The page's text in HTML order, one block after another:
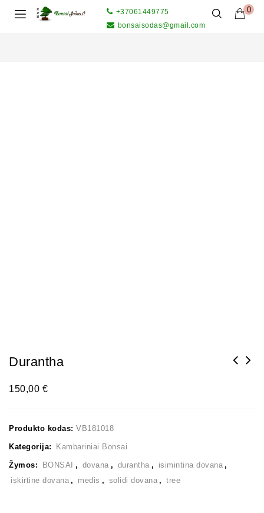
0
+37061449775
bonsaisodas@gmail.com
Durantha
150,00€
Produkto kodas: VB181018
Kategorija: Kambariniai Bonsai
Žymos: BONSAI , dovana , durantha , isimintina dovana ,
iskirtine dovana , medis , solidi dovana , tree